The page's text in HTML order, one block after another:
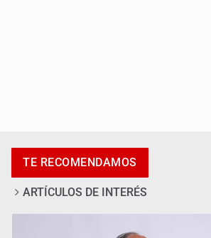
en Oblatos
TE RECOMENDAMOS
ARTÍCULOS DE INTERÉS